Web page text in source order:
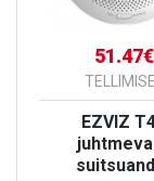
51.47€
TELLIMISEL
EZVIZ